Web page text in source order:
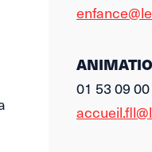
01 53 09